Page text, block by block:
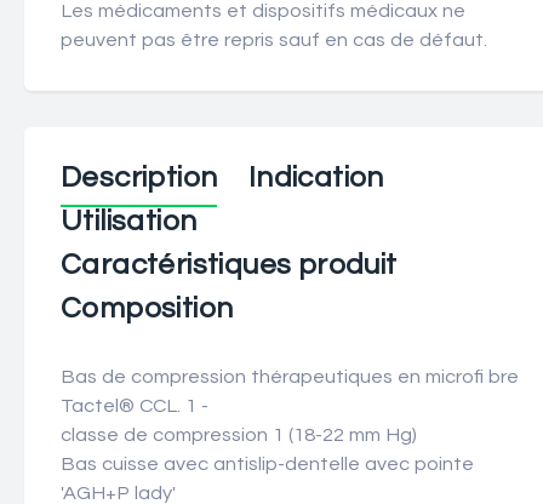
Les médicaments et dispositifs médicaux ne
peuvent pas être repris sauf en cas de défaut.
Description
Indication
Utilisation
Caractéristiques produit
Composition
Bas de compression thérapeutiques en microfi bre
Tactel® CCL. 1 -
classe de compression 1 (18-22 mm Hg)
Bas cuisse avec antislip-dentelle avec pointe
'AGH+P lady'